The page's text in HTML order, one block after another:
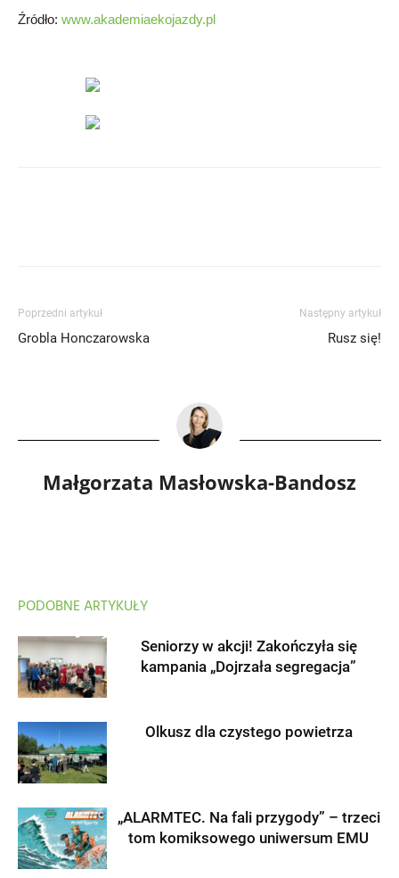
Źródło: www.akademiaekojazdy.pl
Poprzedni artykuł
Grobla Honczarowska
Następny artykuł
Rusz się!
Małgorzata Masłowska-Bandosz
PODOBNE ARTYKUŁY
Seniorzy w akcji! Zakończyła się
kampania „Dojrzała segregacja”
Olkusz dla czystego powietrza
„ALARMTEC. Na fali przygody” – trzeci
tom komiksowego uniwersum EMU